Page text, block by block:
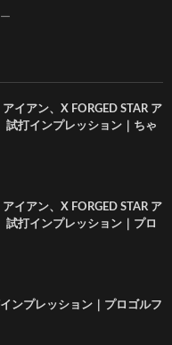
イアン、X FORGED STAR ア
試打インプレッション｜ちゃ
イアン、X FORGED STAR ア
打インプレッション｜プロ
ンプレッション｜プロゴルフ